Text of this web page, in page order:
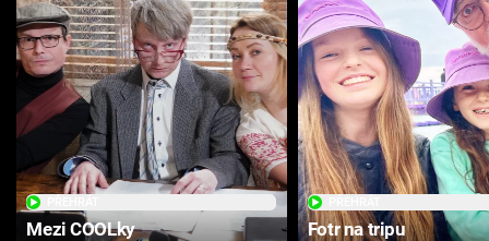
Mezi COOLky Fotr na tripu